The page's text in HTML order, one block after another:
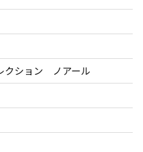
クション ノアール